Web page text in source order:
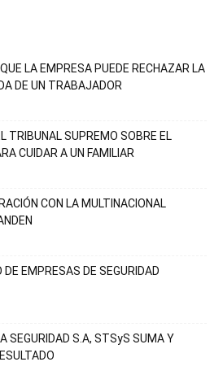
LA EMPRESA PUEDE RECHAZAR LA
DE UN TRABAJADOR
TRIBUNAL SUPREMO SOBRE EL
CUIDAR A UN FAMILIAR
CON LA MULTINACIONAL
EMPRESAS DE SEGURIDAD
SEGURIDAD S.A, STSyS SUMA Y